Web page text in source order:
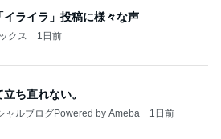
イライラ」投稿に様々な声
クス 1日前
ち直れない。
ャルブログPowered by Ameba 1日前